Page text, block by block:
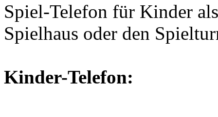
Spiel-Telefon für Kinder
Spielhaus oder den
Kinder-Telefon: